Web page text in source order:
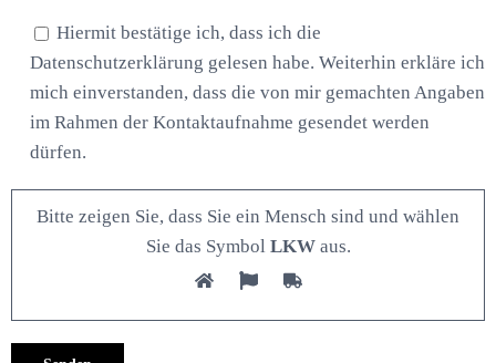
Hiermit bestätige ich, dass ich die
Datenschutzerklärung gelesen habe. Weiterhin erkläre ich
mich einverstanden, dass die von mir gemachten Angaben
im Rahmen der Kontaktaufnahme gesendet werden
dürfen.
Bitte zeigen Sie, dass Sie ein Mensch sind und wählen
Sie das Symbol LKWaus.